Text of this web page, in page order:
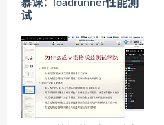
慕课：loadrunner性能测
试